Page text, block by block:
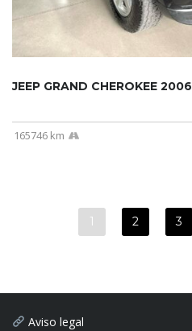
JEEP GRAND CHEROKEE 2006
165746 km
1 2 3
Aviso legal